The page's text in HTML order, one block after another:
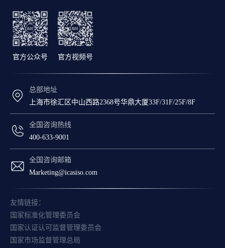
官方公众号 官方视频号
总部地址
上海市徐汇区中山西路2368号华鼎大厦33F/31F/25F/8F
全国咨询热线
400-633-9001
全国咨询邮箱
Marketing@icasiso.com
友情链接：
国家标准化管理委员会
国家认证认可监督管理委员会
国家市场监督管理总局